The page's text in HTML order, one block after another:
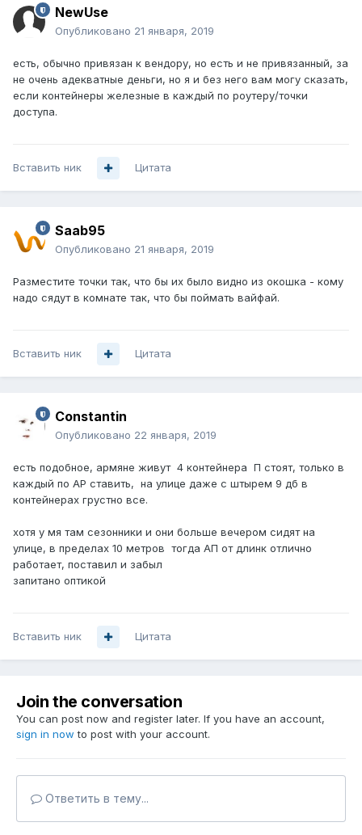
NewUse
Опубликовано 21 января, 2019
есть, обычно привязан к вендору, но есть и не привязанный, за
не очень адекватные деньги, но я и без него вам могу сказать,
если контейнеры железные в каждый по роутеру/точки
доступа.
Вставить ник Цитата
Saab95
Опубликовано 21 января, 2019
Разместите точки так, что бы их было видно из окошка - кому
надо сядут в комнате так, что бы поймать вайфай.
Вставить ник Цитата
Constantin
Опубликовано 22 января, 2019
есть подобное, армяне живут 4 контейнера П стоят, только в
каждый по АР ставить, на улице даже с штырем 9 дб в
контейнерах грустно все.
хотя у мя там сезонники и они больше вечером сидят на
улице, в пределах 10 метров тогда АП от длинк отлично
работает, поставил и забыл
запитано оптикой
Вставить ник Цитата
Join the conversation
You can post now and register later. If you have an account,
sign in now to post with your account.
Ответить в тему...